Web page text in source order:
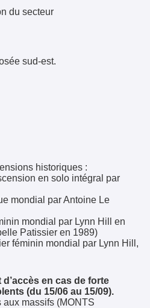
du secteur
sud-est.
historiques :
en solo intégral par
mondial par Antoine Le
mondial par Lynn Hill en
Patissier en 1989)
féminin mondial par Lynn Hill,
en cas de forte
(du 15/06 au 15/09).
massifs (MONTS